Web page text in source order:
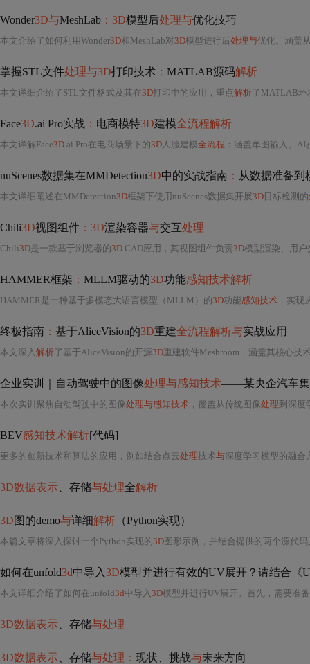
Wonder3D与MeshLab ：3D模型后处理与优化技巧
本文介绍了如何利用Wonder3D和MeshLab对3D模型进行后处理与优化。涵盖从
掌握STL文件处理与3D打印技术 ： MATLAB源码解析
本文详细介绍了STL文件格式及其在3D打印中的应用，重点解析了MATLAB环境下STL文件的读取、分
Face3D.ai Pro实战 ： 电商模特3D建模全流程解析
本文详解Face3D.ai Pro在电商场景下的3D人脸建模全流程： 涵盖单图输入、AI
nuScenes数据集在MMDetection3D中的实战指南 ： 从数据准备到
本文详细阐述在MMDetection3D框架下使用nuScenes数据集开展3D 目标检测的
Chili3D视图组件 ：3D渲染容器与交互处理
Chili3D是一款基于浏览器的3D CAD应用，其视图组件负责3D模型渲染、用
HAMMER框架 ： MLLM驱动的3D功能感知技术解析
HAMMER是一种基于多模态大语言模型（MLLM）的3D功能感知技术 ，实现
终极指南 ： 基于AliceVision的3D重建全流程解析与实战应用
本文深入解析了基于AliceVision的开源3D重建软件Meshroom，涵盖其核心技
企业实训｜自动驾驶中的图像处理与感知技术——某央企汽车
本次实训聚焦自动驾驶中的图像处理与感知技术 ，覆盖从传统图像处理到深度
BEV感知技术解析[代码]
更多的创新技术和算法的应用，例如结合点云处理技术与深度学习模型的融合
3D数据表示 、存储与处理全解析
3D图的demo与详细解析 （Python实现）
本篇文章将深入探讨一个Python实现的3D图形示例，并结合提供的两个源代码文
如何在unfold3d中导入 3D模型并进行有效的UV展开？请结合《
本文详细介绍了如何在unfold3d中导入3D模型并进行UV展开。首先，需要准
3D数据表示 、存储与处理
3D数据表示 、存储与处理： 现状、挑战与未来方向